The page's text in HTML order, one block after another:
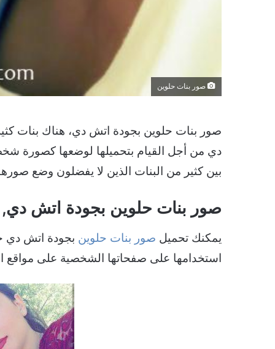
صور بنات حلوين
صور بنات حلوين بجودة اتش دي، هناك بنات
دي من أجل القيام بتحميلها لوضعها كصورة
بين كثير من البنات الذين لا يفضلون وضع
صور بنات حلوين بجودة اتش
يمكنك تحميل صور بنات حلوين بجودة اتش دي
استخدامها على صفحاتها الشخصية على مواقع